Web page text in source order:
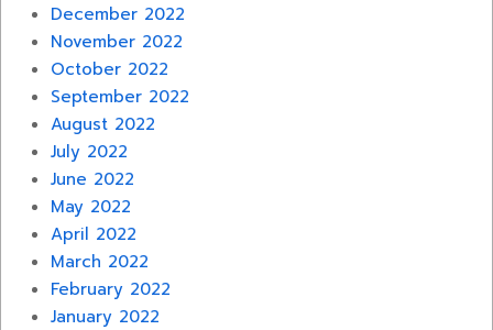
December 2022
November 2022
October 2022
September 2022
August 2022
July 2022
June 2022
May 2022
April 2022
March 2022
February 2022
January 2022